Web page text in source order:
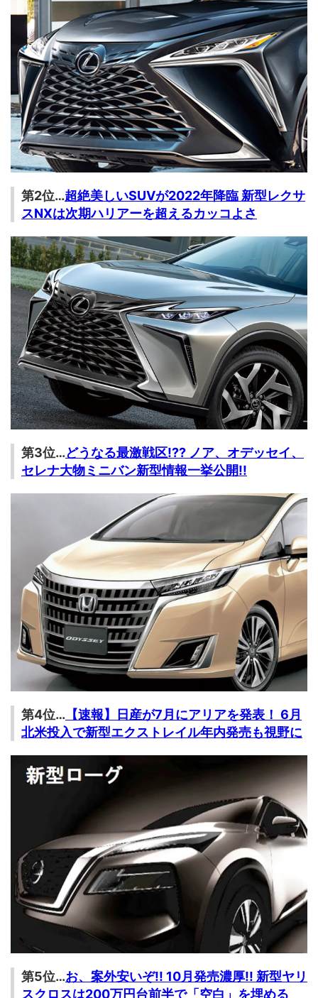
第2位…超絶美しいSUVが2022年降臨 新型レクサ
スNXは次期ハリアーを超えるカッコよさ
第3位…どうなる最激戦区!?? ノア、オデッセイ、
セレナ大物ミニバン新型情報一挙公開!!
第4位… 【速報】日産が7月にアリアを発表！ 6月
北米投入で新型エクストレイル年内発売も視野に
第5位…お、案外安いぞ!! 10月発売濃厚!! 新型ヤリ
スクロスは200万円台前半で「空白」を埋める